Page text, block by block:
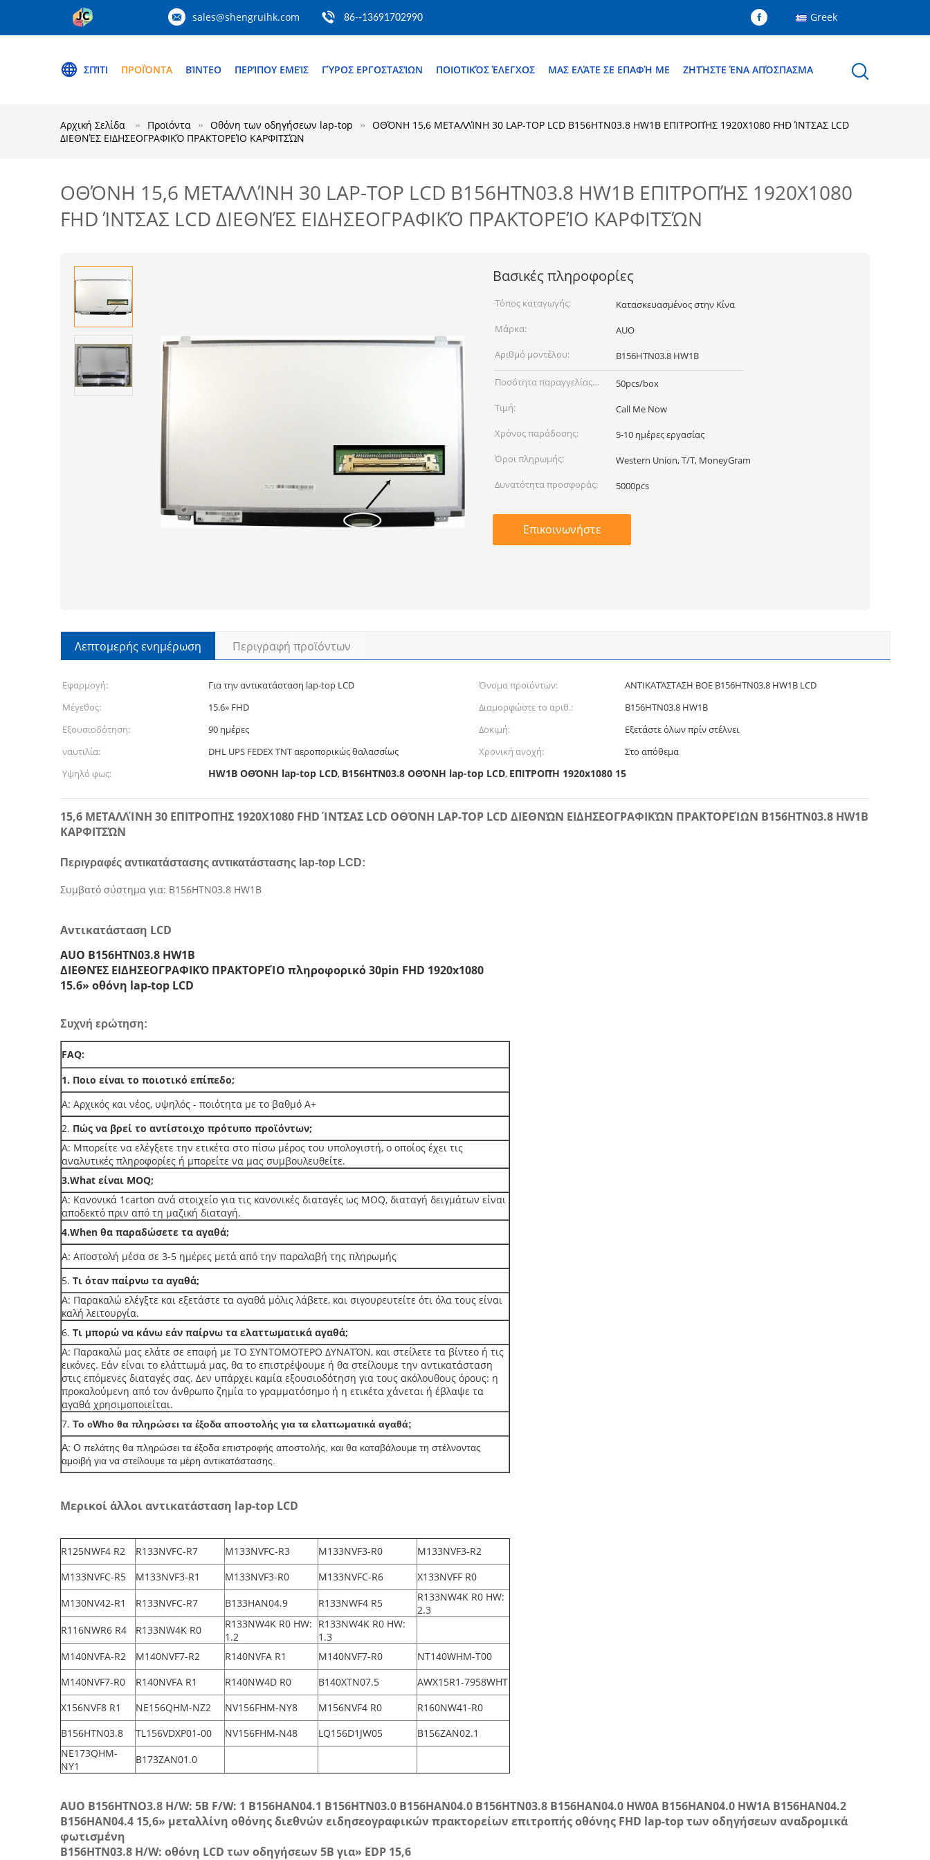
sales@shengruihk.com 86--13691702990 Greek
ΣΠΊΤΙ ΠΡΟΪΌΝΤΑ ΒΊΝΤΕΟ ΠΕΡΊΠΟΥ ΕΜΕΊΣ ΓΎΡΟΣ ΕΡΓΟΣΤΑΣΊΩΝ ΠΟΙΟΤΙΚΌΣ ΈΛΕΓΧΟΣ ΜΑΣ ΕΛΆΤΕ ΣΕ ΕΠΑΦΉ ΜΕ ΖΗΤΉΣΤΕ ΈΝΑ ΑΠΌΣΠΑΣΜΑ
Αρχική Σελίδα Προϊόντα Οθόνη των οδηγήσεων lap-top
ΟΘΌΝΗ 15,6 ΜΕΤΑΛΛΊΝΗ 30 LAP-TOP LCD B156HTN03.8 HW1B ΕΠΙΤΡΟΠΉΣ 1920X1080 FHD ΊΝΤΣΑΣ LCD
ΔΙΕΘΝΈΣ ΕΙΔΗΣΕΟΓΡΑΦΙΚΌ ΠΡΑΚΤΟΡΕΊΟ ΚΑΡΦΙΤΣΏΝ
ΟΘΌΝΗ 15,6 ΜΕΤΑΛΛΊΝΗ 30 LAP-TOP LCD B156HTN03.8 HW1B ΕΠΙΤΡΟΠΉΣ 1920X1080
FHD ΊΝΤΣΑΣ LCD ΔΙΕΘΝΈΣ ΕΙΔΗΣΕΟΓΡΑΦΙΚΌ ΠΡΑΚΤΟΡΕΊΟ ΚΑΡΦΙΤΣΏΝ
Βασικές πληροφορίες
Τόπος καταγωγής:
Κατασκευασμένος στην Κίνα
Μάρκα:
AUO
Αριθμό μοντέλου:
B156HTN03.8 HW1B
Ποσότητα παραγγελίας
min:
50pcs/box
Τιμή:
Call Me Now
Χρόνος παράδοσης:
5-10 ημέρες εργασίας
Όροι πληρωμής:
Western Union, T/T, MoneyGram
Δυνατότητα προσφοράς:
5000pcs
Επικοινωνήστε
Λεπτομερής ενημέρωση Περιγραφή προϊόντων
Εφαρμογή: Για την αντικατάσταση lap-top LCD Όνομα προϊόντων:
ΑΝΤΙΚΑΤΆΣΤΑΣΗ BOE B156HTN03.8 HW1B LCD
Μέγεθος:
15.6» FHD Διαμορφώστε το αριθ.:
B156HTN03.8 HW1B
Εξουσιοδότηση:
90 ημέρες Δοκιμή:
Εξετάστε όλων πρίν στέλνει
ναυτιλία:
DHL UPS FEDEX TNT αεροπορικώς θαλασσίως Χρονική ανοχή:
Στο απόθεμα
Υψηλό φως:
HW1B ΟΘΌΝΗ lap-top LCD, B156HTN03.8 ΟΘΌΝΗ lap-top LCD, ΕΠΙΤΡΟΠΉ 1920x1080 15
15,6 ΜΕΤΑΛΛΊΝΗ 30 ΕΠΙΤΡΟΠΉΣ 1920X1080 FHD ΊΝΤΣΑΣ LCD ΟΘΌΝΗ LAP-TOP LCD ΔΙΕΘΝΏΝ ΕΙΔΗΣΕΟΓΡΑΦΙΚΏΝ ΠΡΑΚΤΟΡΕΊΩΝ B156HTN03.8 HW1B
ΚΑΡΦΙΤΣΏΝ
Περιγραφές αντικατάστασης αντικατάστασης lap-top LCD:
Συμβατό σύστημα για: B156HTN03.8 HW1B
Αντικατάσταση LCD
AUO B156HTN03.8 HW1B
ΔΙΕΘΝΈΣ ΕΙΔΗΣΕΟΓΡΑΦΙΚΌ ΠΡΑΚΤΟΡΕΊΟ πληροφορικό 30pin FHD 1920x1080
15.6» οθόνη lap-top LCD
Συχνή ερώτηση:
FAQ:
1. Ποιο είναι το ποιοτικό επίπεδο;
Α: Αρχικός και νέος, υψηλός - ποιότητα με το βαθμό A+
2. Πώς να βρεί το αντίστοιχο πρότυπο προϊόντων;
Α: Μπορείτε να ελέγξετε την ετικέτα στο πίσω μέρος του υπολογιστή, ο οποίος έχει τις
αναλυτικές πληροφορίες ή μπορείτε να μας συμβουλευθείτε.
3.What είναι MOQ;
Α: Κανονικά 1carton ανά στοιχείο για τις κανονικές διαταγές ως MOQ, διαταγή δειγμάτων είναι
αποδεκτό πριν από τη μαζική διαταγή.
4.When θα παραδώσετε τα αγαθά;
Α: Αποστολή μέσα σε 3-5 ημέρες μετά από την παραλαβή της πληρωμής
5. Τι όταν παίρνω τα αγαθά;
Α: Παρακαλώ ελέγξτε και εξετάστε τα αγαθά μόλις λάβετε, και σιγουρευτείτε ότι όλα τους είναι
καλή λειτουργία.
6. Τι μπορώ να κάνω εάν παίρνω τα ελαττωματικά αγαθά;
Α: Παρακαλώ μας ελάτε σε επαφή με ΤΟ ΣΥΝΤΟΜΟΤΕΡΟ ΔΥΝΑΤΌΝ, και στείλετε τα βίντεο ή τις
εικόνες. Εάν είναι το ελάττωμά μας, θα το επιστρέψουμε ή θα στείλουμε την αντικατάσταση
στις επόμενες διαταγές σας. Δεν υπάρχει καμία εξουσιοδότηση για τους ακόλουθους όρους: η
προκαλούμενη από τον άνθρωπο ζημία το γραμματόσημο ή η ετικέτα χάνεται ή έβλαψε τα
αγαθά χρησιμοποιείται.
7. Το cWho θα πληρώσει τα έξοδα αποστολής για τα ελαττωματικά αγαθά;
Α: Ο πελάτης θα πληρώσει τα έξοδα επιστροφής αποστολής, και θα καταβάλουμε τη στέλνοντας
αμοιβή για να στείλουμε τα μέρη αντικατάστασης.
Μερικοί άλλοι αντικατάσταση lap-top LCD
R125NWF4 R2 R133NVFC-R7 M133NVFC-R3 M133NVF3-R0
M133NVF3-R2
M133NVFC-R5
M133NVF3-R1 M133NVF3-R0 M133NVFC-R6
X133NVFF R0
M130NV42-R1
R133NVFC-R7 B133HAN04.9 R133NWF4 R5
R133NW4K R0 HW:
2.3
R116NWR6 R4
R133NW4K R0
R133NW4K R0 HW:
1.2
R133NW4K R0 HW:
1.3
M140NVFA-R2
M140NVF7-R2 R140NVFA R1 M140NVF7-R0
NT140WHM-T00
M140NVF7-R0
R140NVFA R1 R140NW4D R0 B140XTN07.5
AWX15R1-7958WHT
X156NVF8 R1
NE156QHM-NZ2 NV156FHM-NY8 M156NVF4 R0
R160NW41-R0
B156HTN03.8
TL156VDXP01-00 NV156FHM-N48 LQ156D1JW05
B156ZAN02.1
NE173QHM-
NY1
B173ZAN01.0
AUO B156HTNO3.8 H/W: 5B F/W: 1 B156HAN04.1 B156HTN03.0 B156HAN04.0 B156HTN03.8 B156HAN04.0 HW0A B156HAN04.0 HW1A B156HAN04.2
B156HAN04.4 15,6» μεταλλίνη οθόνης διεθνών ειδησεογραφικών πρακτορείων επιτροπής οθόνης FHD lap-top των οδηγήσεων αναδρομικά
φωτισμένη
B156HTN03.8 H/W: οθόνη LCD των οδηγήσεων 5B για» EDP 15,6